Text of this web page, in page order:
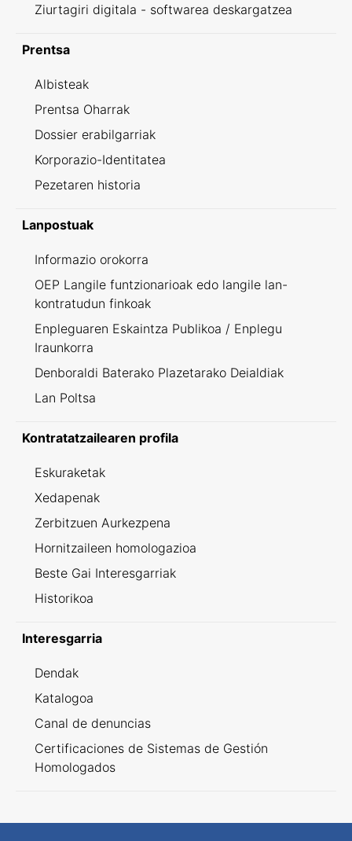
Ziurtagiri digitala - softwarea deskargatzea
Prentsa
Albisteak
Prentsa Oharrak
Dossier erabilgarriak
Korporazio-Identitatea
Pezetaren historia
Lanpostuak
Informazio orokorra
OEP Langile funtzionarioak edo langile lan-
kontratudun finkoak
Enpleguaren Eskaintza Publikoa / Enplegu
Iraunkorra
Denboraldi Baterako Plazetarako Deialdiak
Lan Poltsa
Kontratatzailearen profila
Eskuraketak
Xedapenak
Zerbitzuen Aurkezpena
Hornitzaileen homologazioa
Beste Gai Interesgarriak
Historikoa
Interesgarria
Dendak
Katalogoa
Canal de denuncias
Certificaciones de Sistemas de Gestión
Homologados